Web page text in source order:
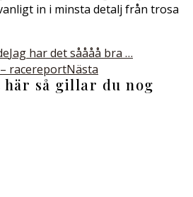
in i minsta detalj från trosa
Jag har det såååå bra …
racereportNästa
så gillar du nog